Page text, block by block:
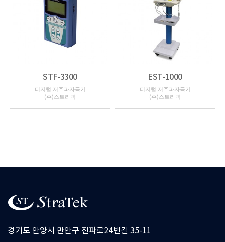
STF-3300
디지털 저주파자극기
(주)스트라텍
EST-1000
디지털 저주파자극기
(주)스트라텍
경기도 안양시 만안구 전파로24번길 35-11